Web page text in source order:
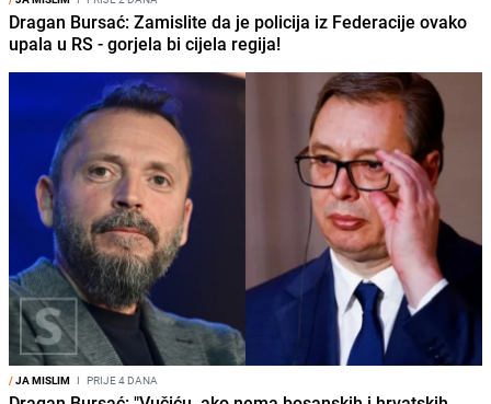
Dragan Bursać: Zamislite da je policija iz Federacije ovako
upala u RS - gorjela bi cijela regija!
/JA MISLIM I PRIJE 4 DANA